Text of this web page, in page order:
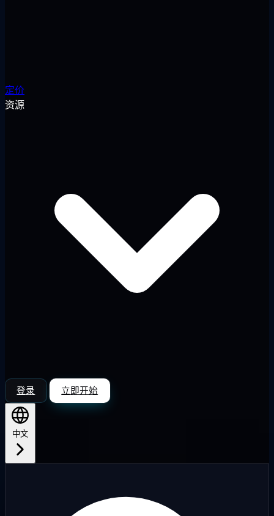
定价
资源
登录 立即开始
中文